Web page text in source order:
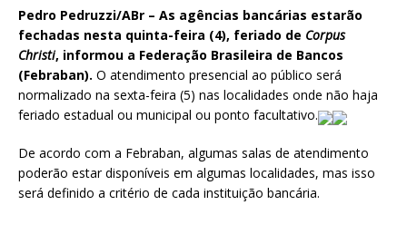
Pedro Pedruzzi/ABr – As agências bancárias estarão
fechadas nesta quinta-feira (4), feriado de Corpus
Christi, informou a Federação Brasileira de Bancos
(Febraban). O atendimento presencial ao público será
normalizado na sexta-feira (5) nas localidades onde não haja
feriado estadual ou municipal ou ponto facultativo.
De acordo com a Febraban, algumas salas de atendimento
poderão estar disponíveis em algumas localidades, mas isso
será definido a critério de cada instituição bancária.